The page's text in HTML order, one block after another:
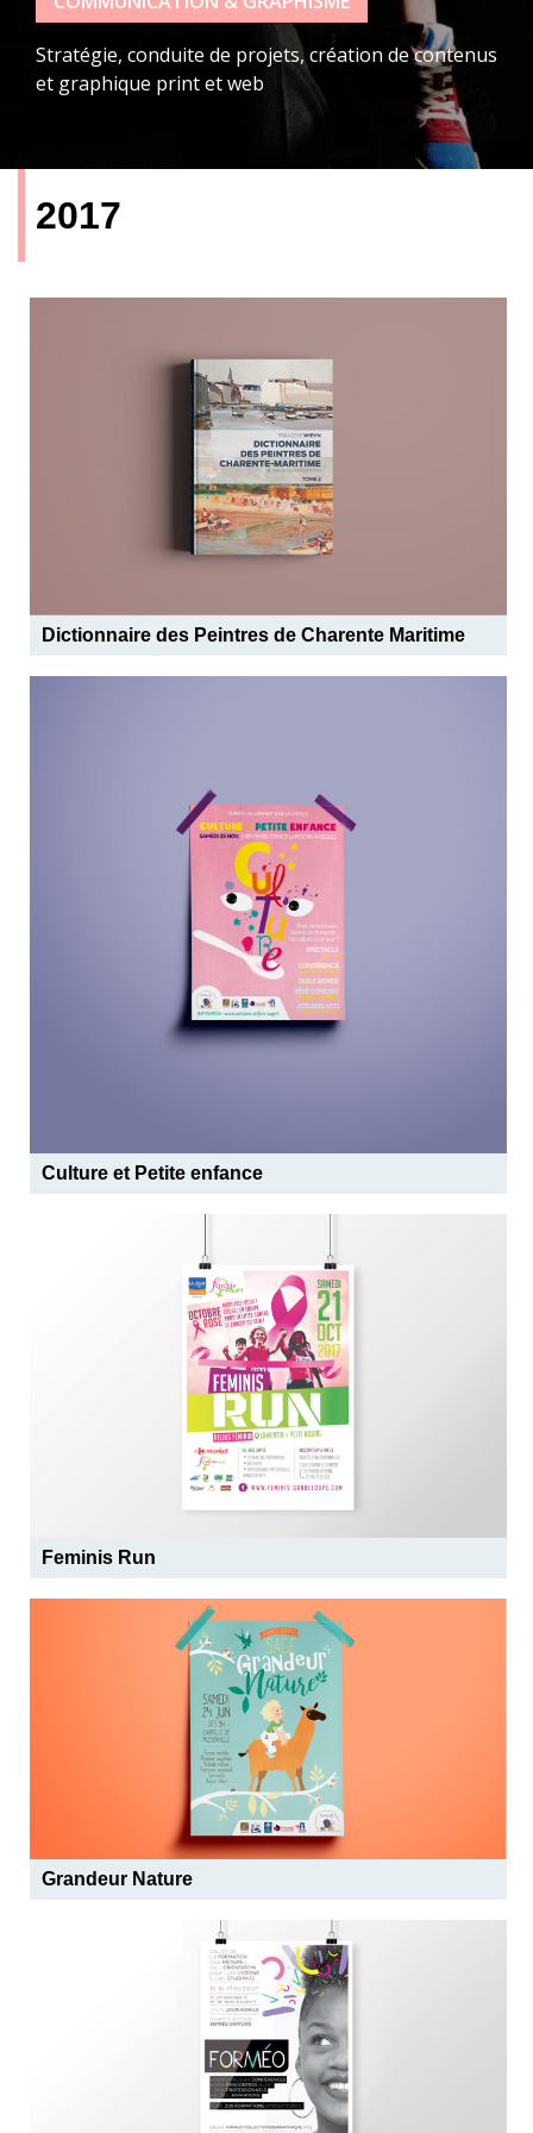
Stratégie, conduite de projets, création de contenus
et graphique print et web
2017
Dictionnaire des Peintres de Charente Maritime
Culture et Petite enfance
Feminis Run
Grandeur Nature